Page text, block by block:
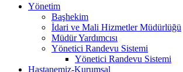
Yönetim
Başhekim
İdari ve Mali Hizmetler Müdürlüğü
Müdür Yardımcısı
Yönetici Randevu Sistemi
Yönetici Randevu Sistemi
Hastanemiz-Kurumsal